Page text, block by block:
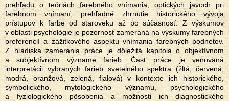
prehľadu o teóriách farebného vnímania, optických javoch pri
farebnom vnímaní, prehľadné zhrnutie historického vývoja
prístupov k farbe od staroveku až po súčasnosť. Z výskumov
v oblasti psychológie je pozornosť zameraná na výskumy farebných
preferencií a zážitkového aspektu vnímania farebných podnetov.
Z hľadiska zamerania práce je dôležitá kapitola o objektívnom
a subjektívnom význame farieb. Časť práce je venovaná
interpretácii vybraných farieb svetelného spektra (žltá, červená,
modrá, oranžová, zelená, fialová) v kontexte ich historického,
symbolického, mytologického významu, psychologického
a fyziologického pôsobenia a možnosti ich diagnostického